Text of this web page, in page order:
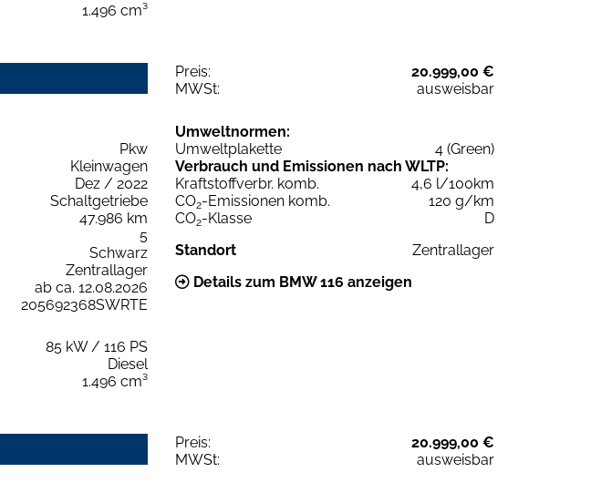
1.496 cm³
Preis:
20.999,00 €
MWSt:
ausweisbar
Pkw
Kleinwagen
Dez / 2022
Schaltgetriebe
47.986 km
5
Schwarz
Zentrallager
ab ca. 12.08.2026
205692368SWRTE
85 kW / 116 PS
Diesel
1.496 cm³
Umweltnormen:
Umweltplakette
4 (Green)
Verbrauch und Emissionen nach WLTP:
Kraftstoffverbr. komb.
4,6 l/100km
CO2-Emissionen komb.
120 g/km
CO2-Klasse
D
Standort
Zentrallager
Details zum BMW 116 anzeigen
Preis:
20.999,00 €
MWSt:
ausweisbar